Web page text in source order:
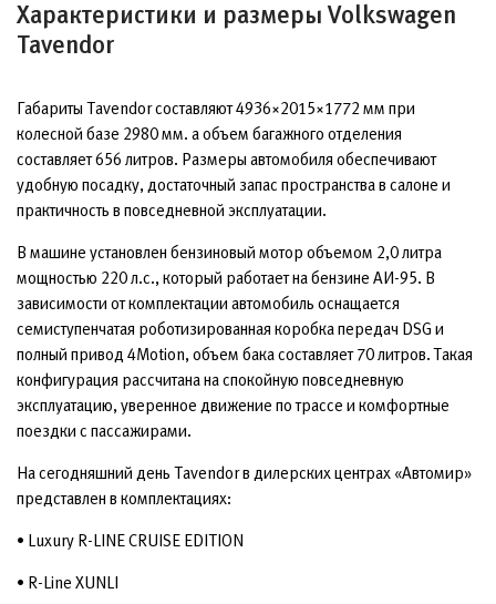
Характеристики и размеры Volkswagen
Tavendor
Габариты Tavendor составляют 4936×2015×1772 мм при
колесной базе 2980 мм. а объем багажного отделения
составляет 656 литров. Размеры автомобиля обеспечивают
удобную посадку, достаточный запас пространства в салоне и
практичность в повседневной эксплуатации.
В машине установлен бензиновый мотор объемом 2,0 литра
мощностью 220 л.с., который работает на бензине АИ-95. В
зависимости от комплектации автомобиль оснащается
семиступенчатая роботизированная коробка передач DSG и
полный привод 4Motion, объем бака составляет 70 литров. Такая
конфигурация рассчитана на спокойную повседневную
эксплуатацию, уверенное движение по трассе и комфортные
поездки с пассажирами.
На сегодняшний день Tavendor в дилерских центрах «Автомир»
представлен в комплектациях:
• Luxury R-LINE CRUISE EDITION
• R-Line XUNLI